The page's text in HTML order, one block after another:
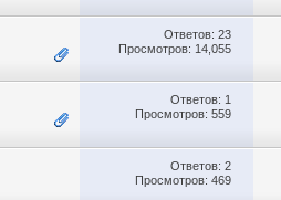
Ответов: 23
Просмотров: 14,055
Ответов: 1
Просмотров: 559
Ответов: 2
Просмотров: 469